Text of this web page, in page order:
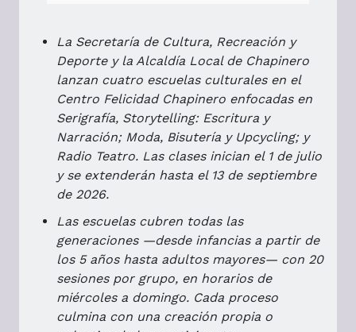
La Secretaría de Cultura, Recreación y
Deporte y la Alcaldía Local de Chapinero
lanzan cuatro escuelas culturales en el
Centro Felicidad Chapinero enfocadas en
Serigrafía, Storytelling: Escritura y
Narración; Moda, Bisutería y Upcycling; y
Radio Teatro. Las clases inician el 1 de julio
y se extenderán hasta el 13 de septiembre
de 2026.
Las escuelas cubren todas las
generaciones —desde infancias a partir de
los 5 años hasta adultos mayores— con 20
sesiones por grupo, en horarios de
miércoles a domingo. Cada proceso
culmina con una creación propia o